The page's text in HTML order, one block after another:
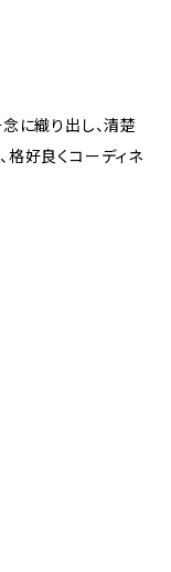
に織り出し、清楚
格好良くコーディネ